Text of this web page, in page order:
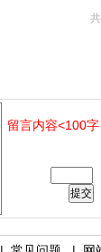
共
留言内容<100字